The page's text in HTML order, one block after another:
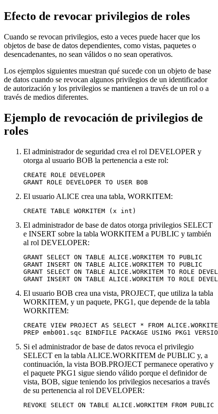
Efecto de revocar privilegios de roles
Cuando se revocan privilegios, esto a veces puede hacer que los
objetos de base de datos dependientes, como vistas, paquetes o
desencadenantes, no sean válidos o no sean operativos.
Los ejemplos siguientes muestran qué sucede con un objeto de base
de datos cuando se revocan algunos privilegios de un identificador
de autorización y los privilegios se mantienen a través de un rol o a
través de medios diferentes.
Ejemplo de revocación de privilegios de
roles
El administrador de seguridad crea el rol DEVELOPER y
otorga al usuario BOB la pertenencia a este rol:
CREATE ROLE DEVELOPER
GRANT ROLE DEVELOPER TO USER BOB
El usuario ALICE crea una tabla, WORKITEM:
CREATE TABLE WORKITEM (x int)
El administrador de base de datos otorga privilegios SELECT
e INSERT sobre la tabla WORKITEM a PUBLIC y también
al rol DEVELOPER:
GRANT SELECT ON TABLE ALICE.WORKITEM TO PUBLIC
GRANT INSERT ON TABLE ALICE.WORKITEM TO PUBLIC
GRANT SELECT ON TABLE ALICE.WORKITEM TO ROLE
GRANT INSERT ON TABLE ALICE.WORKITEM TO ROLE
El usuario BOB crea una vista, PROJECT, que utiliza la tabla
WORKITEM, y un paquete, PKG1, que depende de la tabla
WORKITEM:
CREATE VIEW PROJECT AS SELECT * FROM
PREP emb001.sqc BINDFILE PACKAGE USING PKG1
Si el administrador de base de datos revoca el privilegio
SELECT en la tabla ALICE.WORKITEM de PUBLIC y, a
continuación, la vista BOB.PROJECT permanece operativo y
el paquete PKG1 sigue siendo válido porque el definidor de
vista, BOB, sigue teniendo los privilegios necesarios a través
de su pertenencia al rol DEVELOPER:
REVOKE SELECT ON TABLE ALICE.WORKITEM FROM PUBLIC